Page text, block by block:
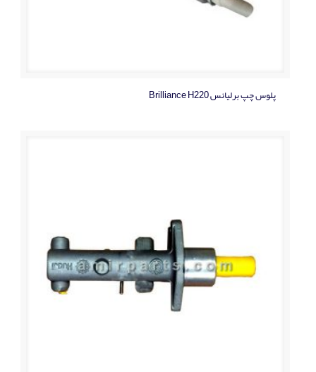
پلوس چپ برلیانس Brilliance H220